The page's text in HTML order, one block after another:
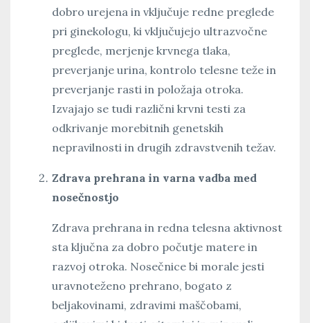
dobro urejena in vključuje redne preglede
pri ginekologu, ki vključujejo ultrazvočne
preglede, merjenje krvnega tlaka,
preverjanje urina, kontrolo telesne teže in
preverjanje rasti in položaja otroka.
Izvajajo se tudi različni krvni testi za
odkrivanje morebitnih genetskih
nepravilnosti in drugih zdravstvenih težav.
Zdrava prehrana in varna vadba med
nosečnostjo
Zdrava prehrana in redna telesna aktivnost
sta ključna za dobro počutje matere in
razvoj otroka. Nosečnice bi morale jesti
uravnoteženo prehrano, bogato z
beljakovinami, zdravimi maščobami,